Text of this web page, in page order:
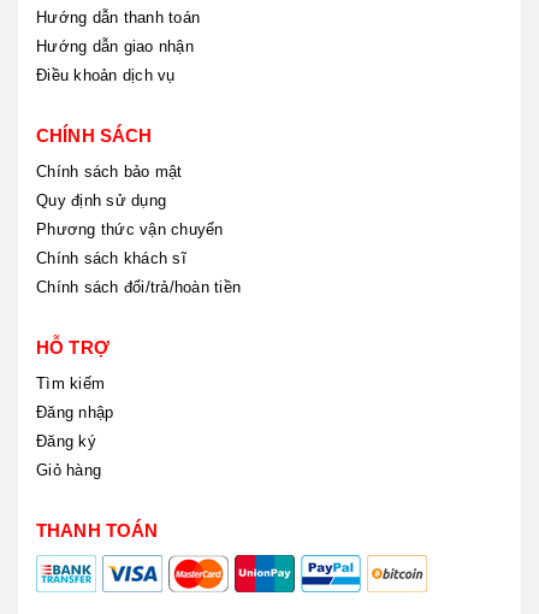
Hướng dẫn thanh toán
Hướng dẫn giao nhận
Điều khoản dịch vụ
CHÍNH SÁCH
Chính sách bảo mật
Quy định sử dụng
Phương thức vận chuyển
Chính sách khách sĩ
Chính sách đổi/trả/hoàn tiền
HỖ TRỢ
Tìm kiếm
Đăng nhập
Đăng ký
Giỏ hàng
THANH TOÁN